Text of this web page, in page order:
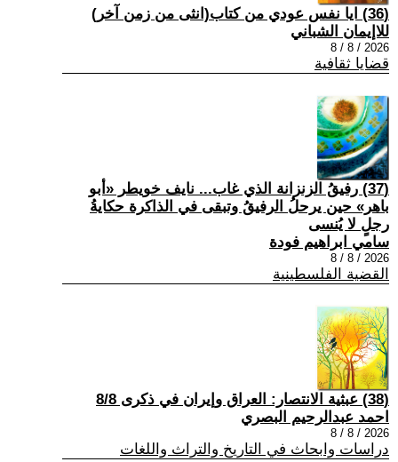
(36) ايا نفس عودي من كتاب(انثى من زمن آخر)
للاإيمان الشباني
2026 / 8 / 8
قضايا ثقافية
(37) رفيقُ الزنزانة الذي غاب... نايف خويطر «أبو
باهر» حين يرحلُ الرفيقُ وتبقى في الذاكرة حكايةُ
رجلٍ لا يُنسى
سامي ابراهيم فودة
2026 / 8 / 8
القضية الفلسطينية
(38) عبثية الانتصار: العراق وإيران في ذكرى 8/8
احمد عبدالرحيم البصري
2026 / 8 / 8
دراسات وابحاث في التاريخ والتراث واللغات